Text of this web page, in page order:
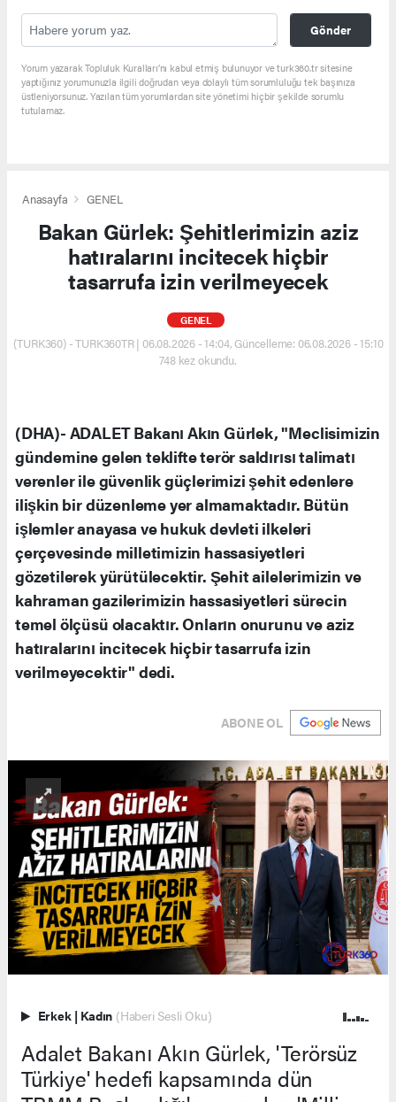
Gönder
Yorum yazarak Topluluk Kuralları’nı kabul etmiş bulunuyor ve turk360.tr sitesine
yaptığınız yorumunuzla ilgili doğrudan veya dolaylı tüm sorumluluğu tek başınıza
üstleniyorsunuz. Yazılan tüm yorumlardan site yönetimi hiçbir şekilde sorumlu
tutulamaz.
Anasayfa GENEL
Bakan Gürlek: Şehitlerimizin aziz
hatıralarını incitecek hiçbir
tasarrufa izin verilmeyecek
GENEL
(TURK360) - TURK360TR | 06.08.2026 - 14:04, Güncelleme: 06.08.2026 - 15:10
748 kez okundu.
(DHA)- ADALET Bakanı Akın Gürlek, "Meclisimizin
gündemine gelen teklifte terör saldırısı talimatı
verenler ile güvenlik güçlerimizi şehit edenlere
ilişkin bir düzenleme yer almamaktadır. Bütün
işlemler anayasa ve hukuk devleti ilkeleri
çerçevesinde milletimizin hassasiyetleri
gözetilerek yürütülecektir. Şehit ailelerimizin ve
kahraman gazilerimizin hassasiyetleri sürecin
temel ölçüsü olacaktır. Onların onurunu ve aziz
hatıralarını incitecek hiçbir tasarrufa izin
verilmeyecektir" dedi.
ABONE OL
Erkek | Kadın (Haberi Sesli Oku)
Adalet Bakanı Akın Gürlek, 'Terörsüz
Türkiye' hedefi kapsamında dün